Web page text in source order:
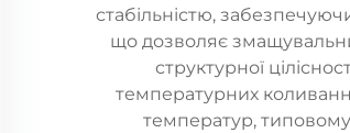
стабільністю,
що дозволяє
структурної
температурних
температур,